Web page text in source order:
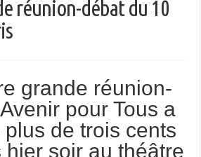
réunion-débat du 10
grande réunion-
pour Tous a
de trois cents
hier soir au théâtre